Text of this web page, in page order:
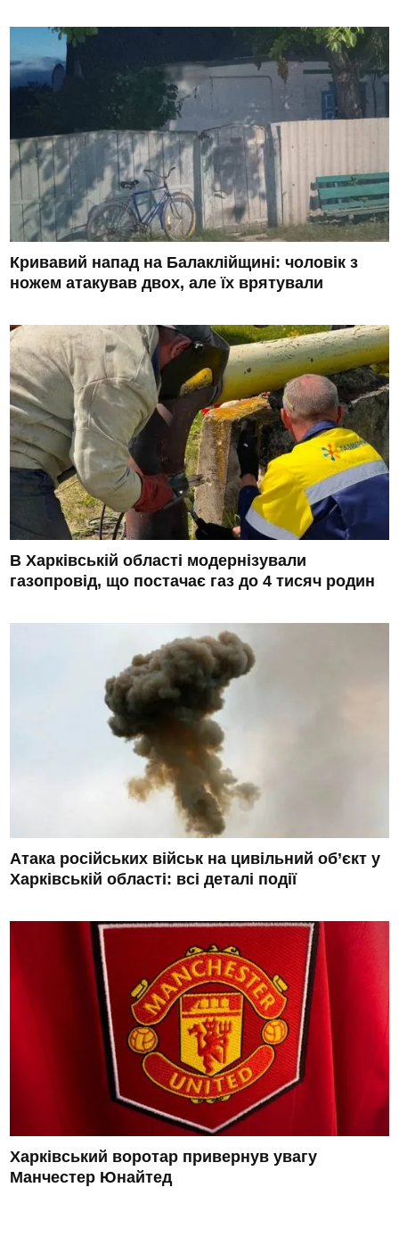
Кривавий напад на Балаклійщині: чоловік з
ножем атакував двох, але їх врятували
В Харківській області модернізували
газопровід, що постачає газ до 4 тисяч родин
Атака російських військ на цивільний об’єкт у
Харківській області: всі деталі події
Харківський воротар привернув увагу
Манчестер Юнайтед